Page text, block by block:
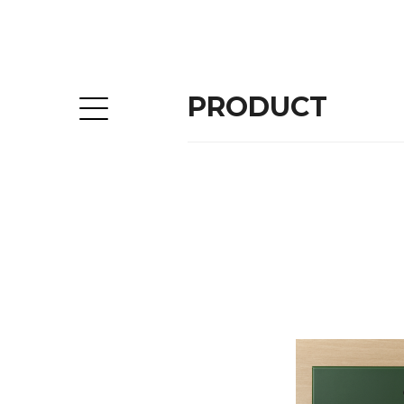
PRODUCT